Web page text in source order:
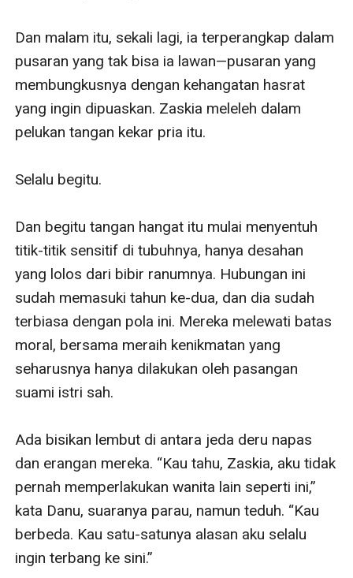
Dan malam itu, sekali lagi, ia terperangkap dalam
pusaran yang tak bisa ia lawan—pusaran yang
membungkusnya dengan kehangatan hasrat
yang ingin dipuaskan. Zaskia meleleh dalam
pelukan tangan kekar pria itu.
Selalu begitu.
Dan begitu tangan hangat itu mulai menyentuh
titik-titik sensitif di tubuhnya, hanya desahan
yang lolos dari bibir ranumnya. Hubungan ini
sudah memasuki tahun ke-dua, dan dia sudah
terbiasa dengan pola ini. Mereka melewati batas
moral, bersama meraih kenikmatan yang
seharusnya hanya dilakukan oleh pasangan
suami istri sah.
Ada bisikan lembut di antara jeda deru napas
dan erangan mereka. “Kau tahu, Zaskia, aku tidak
pernah memperlakukan wanita lain seperti ini,”
kata Danu, suaranya parau, namun teduh. “Kau
berbeda. Kau satu-satunya alasan aku selalu
ingin terbang ke sini.”